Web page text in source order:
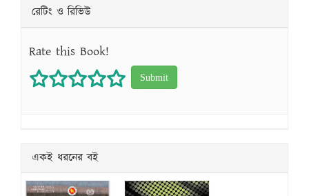
রেটিং ও রিভিউ
Rate this Book!
5 stars
4 stars
3 stars
2 stars
1 star
একই ধরনের বই